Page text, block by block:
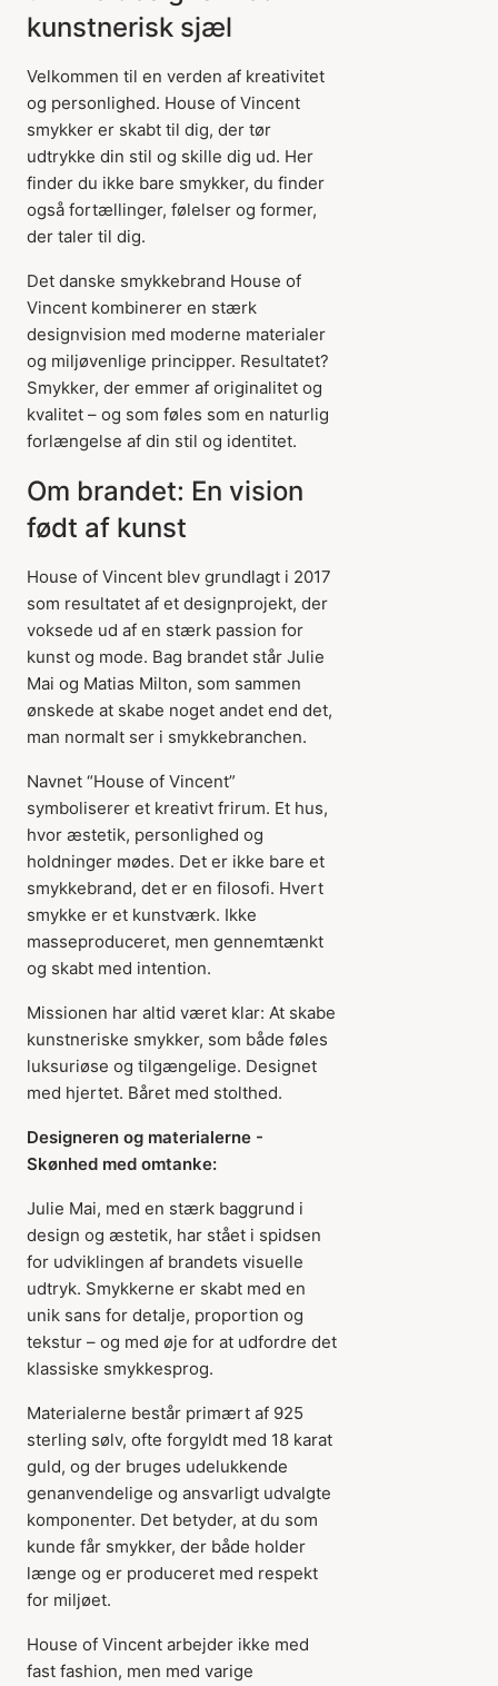
kunstnerisk sjæl
Velkommen til en verden af kreativitet
og personlighed. House of Vincent
smykker er skabt til dig, der tør
udtrykke din stil og skille dig ud. Her
finder du ikke bare smykker, du finder
også fortællinger, følelser og former,
der taler til dig.
Det danske smykkebrand House of
Vincent kombinerer en stærk
designvision med moderne materialer
og miljøvenlige principper. Resultatet?
Smykker, der emmer af originalitet og
kvalitet – og som føles som en naturlig
forlængelse af din stil og identitet.
Om brandet: En vision
født af kunst
House of Vincent blev grundlagt i 2017
som resultatet af et designprojekt, der
voksede ud af en stærk passion for
kunst og mode. Bag brandet står Julie
Mai og Matias Milton, som sammen
ønskede at skabe noget andet end det,
man normalt ser i smykkebranchen.
Navnet “House of Vincent”
symboliserer et kreativt frirum. Et hus,
hvor æstetik, personlighed og
holdninger mødes. Det er ikke bare et
smykkebrand, det er en filosofi. Hvert
smykke er et kunstværk. Ikke
masseproduceret, men gennemtænkt
og skabt med intention.
Missionen har altid været klar: At skabe
kunstneriske smykker, som både føles
luksuriøse og tilgængelige. Designet
med hjertet. Båret med stolthed.
Designeren og materialerne -
Skønhed med omtanke:
Julie Mai, med en stærk baggrund i
design og æstetik, har stået i spidsen
for udviklingen af brandets visuelle
udtryk. Smykkerne er skabt med en
unik sans for detalje, proportion og
tekstur – og med øje for at udfordre det
klassiske smykkesprog.
Materialerne består primært af 925
sterling sølv, ofte forgyldt med 18 karat
guld, og der bruges udelukkende
genanvendelige og ansvarligt udvalgte
komponenter. Det betyder, at du som
kunde får smykker, der både holder
længe og er produceret med respekt
for miljøet.
House of Vincent arbejder ikke med
fast fashion, men med varige